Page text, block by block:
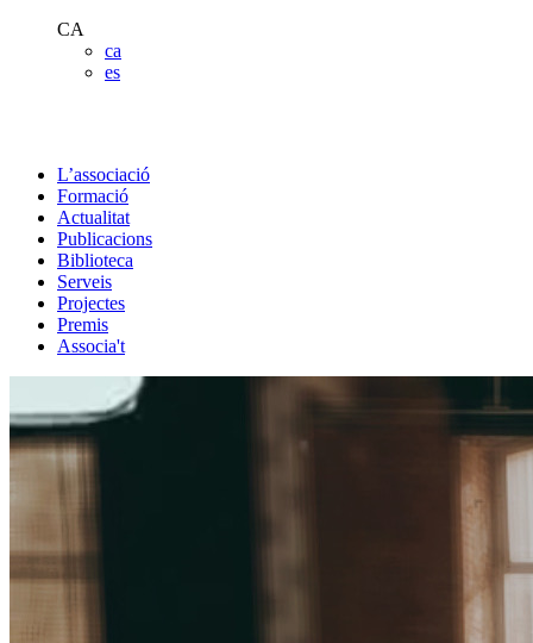
CA
ca
es
L’associació
Formació
Actualitat
Publicacions
Biblioteca
Serveis
Projectes
Premis
Associa't